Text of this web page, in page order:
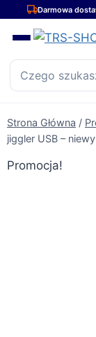
PrzejdźDarmowa
Strona Główna /
jiggler USB –
Promocja!